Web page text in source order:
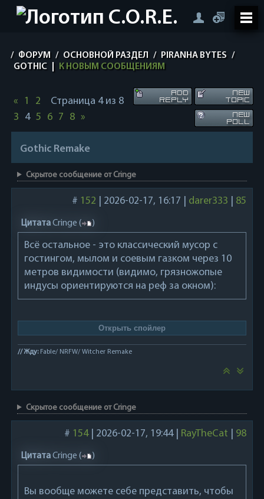
/ ФОРУМ / ОСНОВНОЙ РАЗДЕЛ / PIRANHA BYTES /
GOTHIC
К НОВЫМ СООБЩЕНИЯМ
Страница 4из 8
« 1
2
3
4 5 6 7 8 »
Gothic Remake
Скрытое сообщение от Cringe
# 152 2026-02-17, 16:17 darer333 85
ЦитатаCringe ( )
Всё остальное - это классический мусор с
гостингом, мылом и соевым газком через 10
метров видимости (видимо, грязножопые
индусы ориентируются на реф за окном):
// Жду:Fable/ NRFW/ Witcher Remake
Скрытое сообщение от Cringe
# 154| 2026-02-17, 19:44 RayTheCat 98
ЦитатаCringe ( )
Вы вообще можете себе представить, чтобы